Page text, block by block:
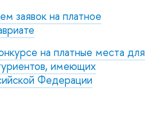
заявок на платное
на платные места для
имеющих
Федерации